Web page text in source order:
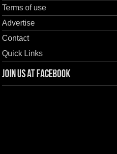
Terms of use
Advertise
Contact
Quick Links
Join us at Facebook